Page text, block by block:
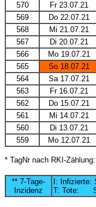
570
Fr 23.07.21
569
Do 22.07.21
568
Mi 21.07.21
567
Di 20.07.21
566
Mo 19.07.21
565
So 18.07.21
564
Sa 17.07.21
563
Fr 16.07.21
562
Do 15.07.21
561
Mi 14.07.21
560
Di 13.07.21
559
Mo 12.07.21
* TagNr nach RKI-
** 7-Tage-
Inzidenz
I:
T: Tote: